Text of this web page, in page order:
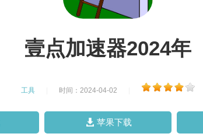
壹点加速器2024年
工具 时间：2024-04-02
苹果下载